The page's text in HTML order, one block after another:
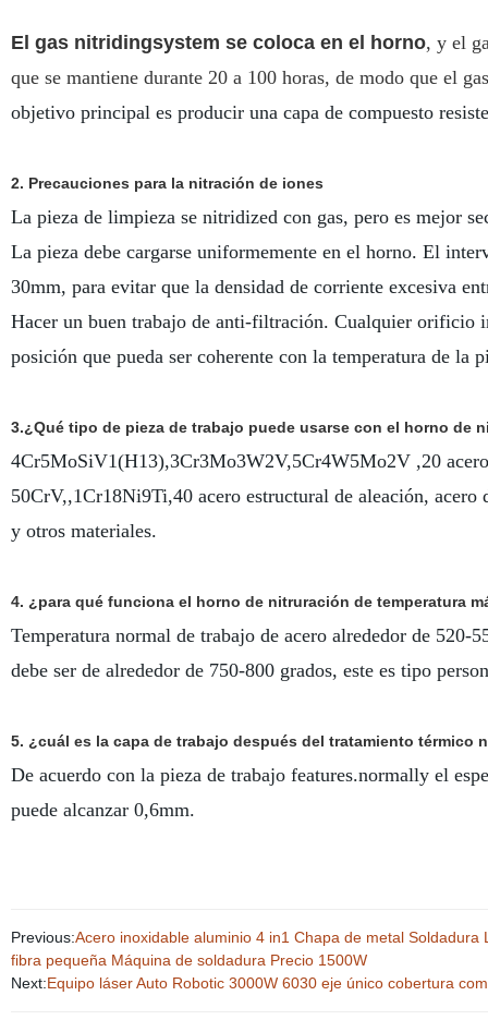
El gas nitridingsystem se coloca en el horno, y el
que se mantiene durante 20 a 100 horas, de modo que el
objetivo principal es producir una capa de compuesto
2. Precauciones para la nitración de iones
La pieza de limpieza se nitridized con gas, pero es mejor
La pieza debe cargarse uniformemente en el horno. El
30mm, para evitar que la densidad de corriente excesiva
Hacer un buen trabajo de anti-filtración. Cualquier orificio
posición que pueda ser coherente con la temperatura de la
3.¿Qué tipo de pieza de trabajo puede usarse con el horno de
4Cr5MoSiV1(H13),3Cr3Mo3W2V,5Cr4W5Mo2V,20
50CrV,,1Cr18Ni9Ti,40 acero estructural de aleación,
y otros materiales.
4. ¿para qué funciona el horno de nitruración de temperatura
Temperatura normal de trabajo de acero alrededor de 520-
debe ser de alrededor de 750-800 grados, este es tipo
5. ¿cuál es la capa de trabajo después del tratamiento térmico
De acuerdo con la pieza de trabajo features.normally el
puede alcanzar 0,6mm.
Previous:Acero inoxidable aluminio 4 in1 Chapa de metal
fibra pequeña Máquina de soldadura Precio 1500W
Next:Equipo láser Auto Robotic 3000W 6030 eje único cobertura